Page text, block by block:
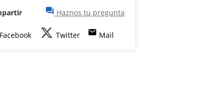
question_answer Haznos tu pregunta
Facebook Twitter email Mail